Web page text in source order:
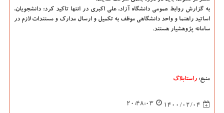
به گزارش روابط عمومی دانشگاه آزاد، علی اکبری در انتها تاکید کرد: دانشجویان،
اساتید راهنما و واحد دانشگاهی موظف به تکمیل و ارسال مدارک و مستندات لازم در
سامانه پژوهشیار هستند.
منبع: راستابلاگ
1400/02/04
20:48:03